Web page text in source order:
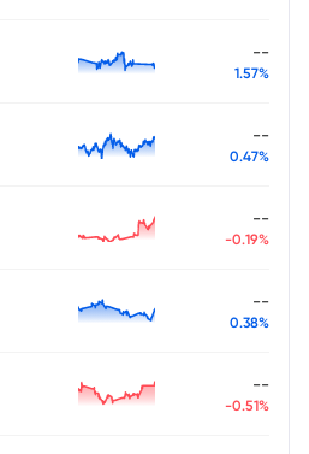
--
1.57%
--
0.47%
--
-0.19%
--
0.38%
--
-0.51%